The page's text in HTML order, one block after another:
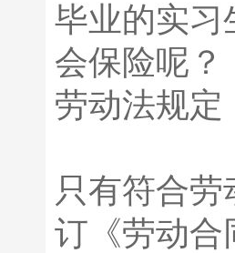
毕业的实习
会保险呢？
劳动法规定
只有符合
订《劳动合